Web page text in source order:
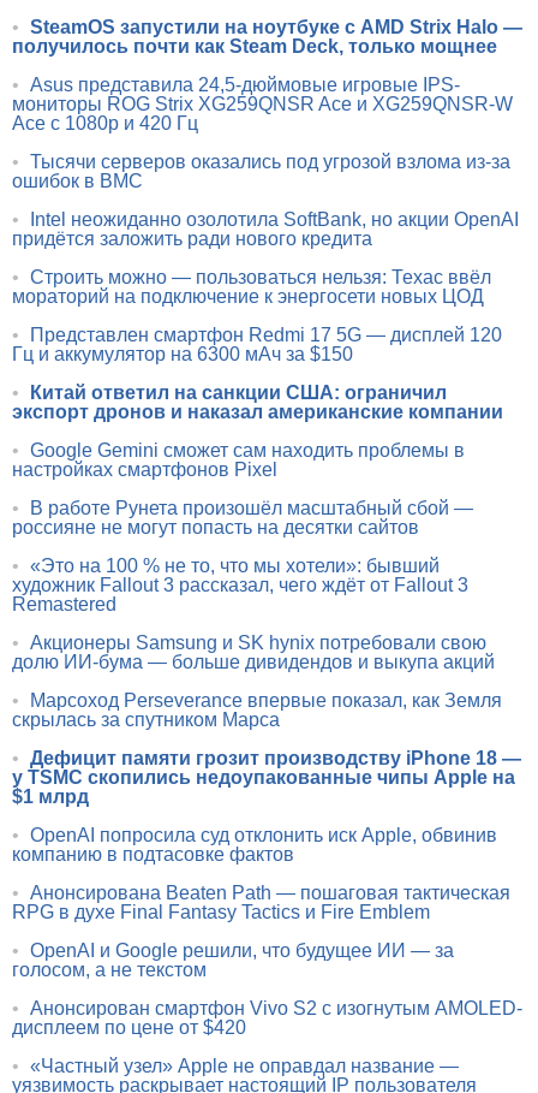
• SteamOS запустили на ноутбуке с AMD Strix Halo —
получилось почти как Steam Deck, только мощнее
• Asus представила 24,5-дюймовые игровые IPS-
мониторы ROG Strix XG259QNSR Ace и XG259QNSR-W
Ace с 1080p и 420 Гц
• Тысячи серверов оказались под угрозой взлома из-за
ошибок в BMC
•
Intel неожиданно озолотила SoftBank, но акции OpenAI
придётся заложить ради нового кредита
• Строить можно — пользоваться нельзя: Техас ввёл
мораторий на подключение к энергосети новых ЦОД
•
Представлен смартфон Redmi 17 5G — дисплей 120
Гц и аккумулятор на 6300 мАч за $150
•
Китай ответил на санкции США: ограничил
экспорт дронов и наказал американские компании
• Google Gemini сможет сам находить проблемы в
настройках смартфонов Pixel
•
В работе Рунета произошёл масштабный сбой —
россияне не могут попасть на десятки сайтов
• «Это на 100 % не то, что мы хотели»: бывший
художник Fallout 3 рассказал, чего ждёт от Fallout 3
Remastered
• Акционеры Samsung и SK hynix потребовали свою
долю ИИ-бума — больше дивидендов и выкупа акций
•
Марсоход Perseverance впервые показал, как Земля
скрылась за спутником Марса
• Дефицит памяти грозит производству iPhone 18 —
у TSMC скопились недоупакованные чипы Apple на
$1 млрд
• OpenAI попросила суд отклонить иск Apple, обвинив
компанию в подтасовке фактов
• Анонсирована Beaten Path — пошаговая тактическая
RPG в духе Final Fantasy Tactics и Fire Emblem
• OpenAI и Google решили, что будущее ИИ — за
голосом, а не текстом
• Анонсирован смартфон Vivo S2 с изогнутым AMOLED-
дисплеем по цене от $420
• «Частный узел» Apple не оправдал название —
уязвимость раскрывает настоящий IP пользователя